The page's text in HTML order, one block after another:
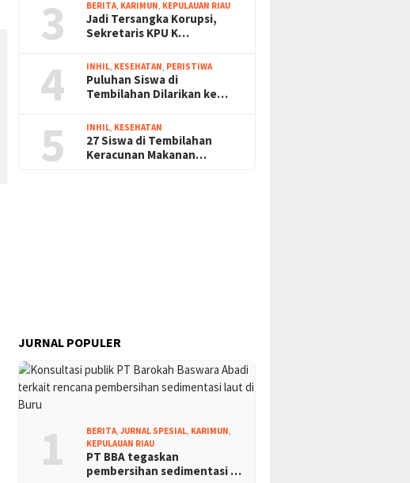
3 BERITA, KARIMUN, KEPULAUAN RIAU
Jadi Tersangka Korupsi,
Sekretaris KPU K…
4 INHIL, KESEHATAN, PERISTIWA
Puluhan Siswa di
Tembilahan Dilarikan ke…
5 INHIL, KESEHATAN
27 Siswa di Tembilahan
Keracunan Makanan…
JURNAL POPULER
1 BERITA,JURNAL SPESIAL, KARIMUN,
KEPULAUAN RIAU
PT BBA tegaskan
pembersihan sedimentasi …